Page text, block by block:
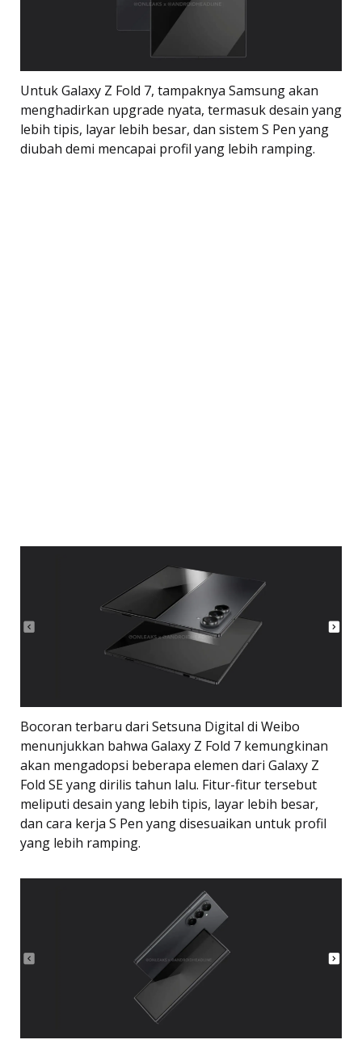
Untuk Galaxy Z Fold 7, tampaknya Samsung akan
menghadirkan upgrade nyata, termasuk desain yang
lebih tipis, layar lebih besar, dan sistem S Pen yang
diubah demi mencapai profil yang lebih ramping.
Bocoran terbaru dari Setsuna Digital di Weibo
menunjukkan bahwa Galaxy Z Fold 7 kemungkinan
akan mengadopsi beberapa elemen dari Galaxy Z
Fold SE yang dirilis tahun lalu. Fitur-fitur tersebut
meliputi desain yang lebih tipis, layar lebih besar,
dan cara kerja S Pen yang disesuaikan untuk profil
yang lebih ramping.